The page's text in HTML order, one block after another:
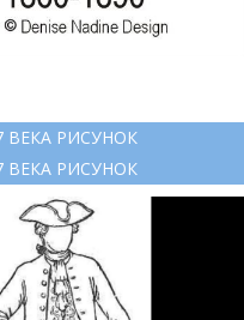
РИСУНОК
РИСУНОК